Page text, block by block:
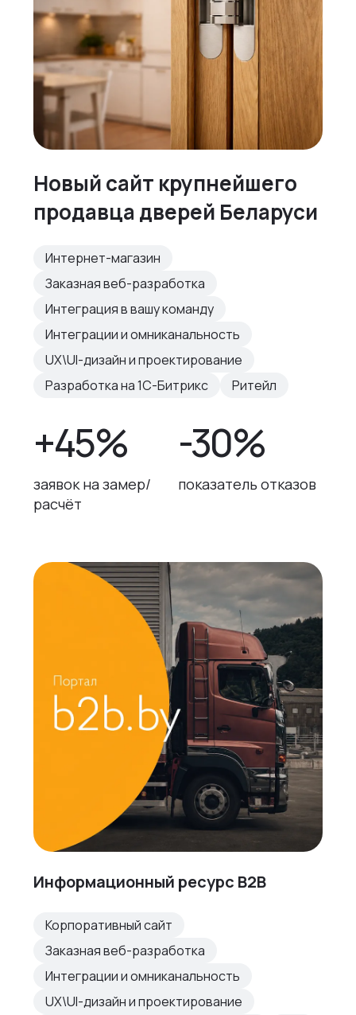
Новый сайт крупнейшего
продавца дверей Беларуси
Интернет-магазин
Заказная веб-разработка
Интеграция в вашу команду
Интеграции и омниканальность
UX\UI-дизайн и проектирование
Разработка на 1С-Битрикс
Ритейл
+45%
заявок на замер/
расчёт
-30%
показатель отказов
Информационный ресурс B2B
Корпоративный сайт
Заказная веб-разработка
Интеграции и омниканальность
UX\UI-дизайн и проектирование